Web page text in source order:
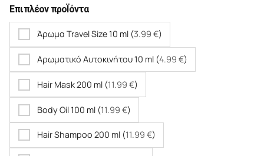
Επιπλέον προΪόντα
Άρωμα Travel Size 10 ml (3.99 €)
Αρωματικό Αυτοκινήτου 10 ml (4.99 €)
Hair Mask 200 ml (11.99 €)
Body Oil 100 ml (11.99 €)
Hair Shampoo 200 ml (11.99 €)